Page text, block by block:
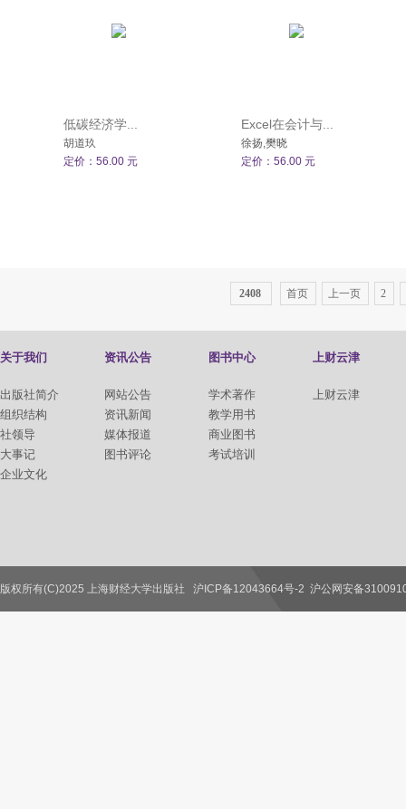
低碳经济学...
胡道玖
定价：56.00 元
Excel在会计与...
徐扬,樊晓
定价：56.00 元
2408 首页 上一页 2
关于我们
出版社简介
组织结构
社领导
大事记
企业文化
资讯公告
网站公告
资讯新闻
媒体报道
图书评论
图书中心
学术著作
教学用书
商业图书
考试培训
上财云津
上财云津
联系我们
版权所有(C)2025 上海财经大学出版社 沪ICP备12043664号-2 沪公网安备